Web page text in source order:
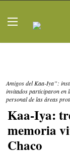
Amigos del Kaa-Iya”:
invitados participaron en
personal de las áreas
Kaa-Iya:
memoria
Chaco